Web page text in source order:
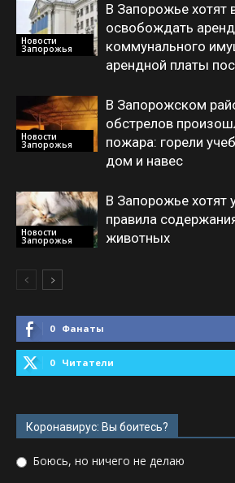
Новости
Запорожья
В Запорожье хотят
освобождать
коммунального
арендной платы
Новости
Запорожья
В Запорожском
обстрелов
пожара: горели
дом и навес
Новости
Запорожья
В Запорожье хотят
правила
животных
0 Фанаты
0 Читатели
Коронавирус: Вы боитесь?
Боюсь, но ничего не делаю